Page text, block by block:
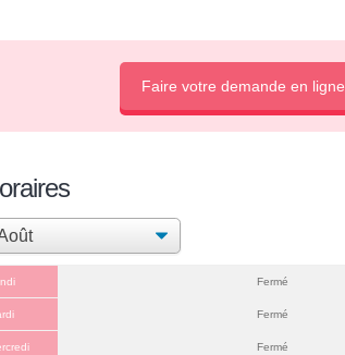
Faire votre demande en ligne
Fermé
Fermé
Fermé